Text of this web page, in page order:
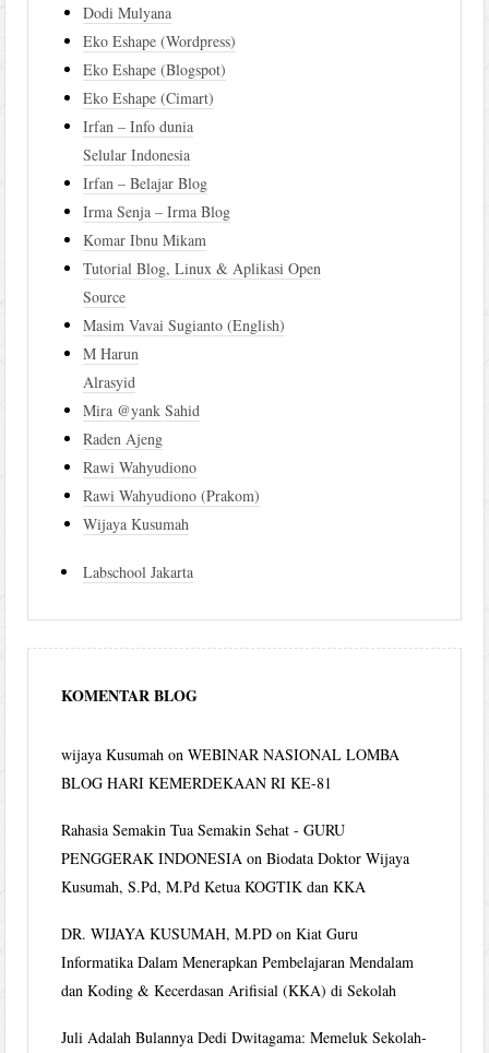
Dodi Mulyana
Eko Eshape (Wordpress)
Eko Eshape (Blogspot)
Eko Eshape (Cimart)
Irfan – Info dunia
Selular Indonesia
Irfan – Belajar Blog
Irma Senja – Irma Blog
Komar Ibnu Mikam
Tutorial Blog, Linux & Aplikasi Open
Source
Masim Vavai Sugianto (English)
M Harun
Alrasyid
Mira @yank Sahid
Raden Ajeng
Rawi Wahyudiono
Rawi Wahyudiono (Prakom)
Wijaya Kusumah
Labschool Jakarta
KOMENTAR BLOG
wijaya Kusumah onWEBINAR NASIONAL LOMBA
BLOG HARI KEMERDEKAAN RI KE-81
Rahasia Semakin Tua Semakin Sehat - GURU
PENGGERAK INDONESIA onBiodata Doktor Wijaya
Kusumah, S.Pd, M.Pd Ketua KOGTIK dan KKA
DR. WIJAYA KUSUMAH, M.PD onKiat Guru
Informatika Dalam Menerapkan Pembelajaran Mendalam
dan Koding & Kecerdasan Arifisial (KKA) di Sekolah
Juli Adalah Bulannya Dedi Dwitagama: Memeluk Sekolah-